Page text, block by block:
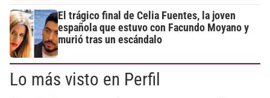
El trágico final de Celia Fuentes, la joven
española que estuvo con Facundo Moyano y
murió tras un escándalo
Lo más visto en Perfil